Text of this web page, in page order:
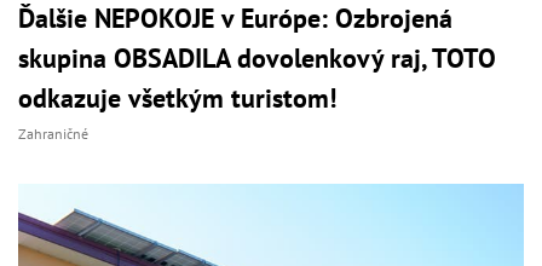
Ďalšie NEPOKOJE v Európe: Ozbrojená
skupina OBSADILA dovolenkový raj, TOTO
odkazuje všetkým turistom!
Zahraničné